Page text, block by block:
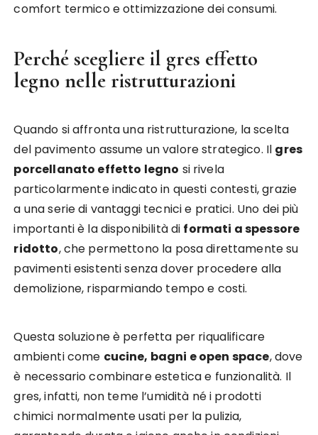
comfort termico e ottimizzazione dei consumi.
Perché scegliere il gres effetto
legno nelle ristrutturazioni
Quando si affronta una ristrutturazione, la scelta
del pavimento assume un valore strategico. Il gres
porcellanato effetto legno si rivela
particolarmente indicato in questi contesti, grazie
a una serie di vantaggi tecnici e pratici. Uno dei più
importanti è la disponibilità di formati a spessore
ridotto, che permettono la posa direttamente su
pavimenti esistenti senza dover procedere alla
demolizione, risparmiando tempo e costi.
Questa soluzione è perfetta per riqualificare
ambienti come cucine, bagni e open space, dove
è necessario combinare estetica e funzionalità. Il
gres, infatti, non teme l’umidità né i prodotti
chimici normalmente usati per la pulizia,